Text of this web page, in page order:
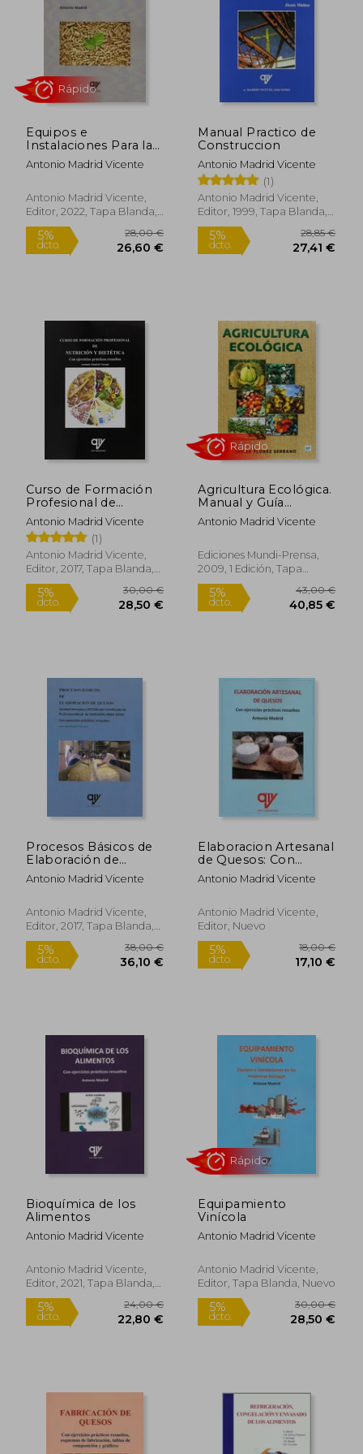
dcto. 28,50 €
5%
dcto.
Rápido
Equipos e
Instalaciones Para la
Biomasa: Con
Ejercicios Prácticos
Antonio Madrid Vicente
Antonio Madrid Vicente,
Editor, 2022, Tapa Blanda,
Nuevo
5%
dcto. 26,60 €
Rápido
Manual Practico de
Construccion
Antonio Madrid Vicente
(1)
Antonio Madrid Vicente,
Editor, 1999, Tapa Blanda,
Nuevo
5%
dcto.
Curso de Formación
Profesional de
Nutrición y Dietética
Antonio Madrid Vicente
(1)
Antonio Madrid Vicente,
Editor, 2017, Tapa Blanda,
Nuevo
Agricultura Ecológica.
Manual y Guía
Didáctica
Antonio Madrid Vicente
Ediciones Mundi-Prensa,
2009, 1 Edición, Tapa
Blanda, Nuevo
Rápido
Procesos Básicos de
Elaboración de
Quesos
Antonio Madrid Vicente
Antonio Madrid Vicente,
Editor, 2017, Tapa Blanda,
Nuevo
36,10 €
Elaboracion Artesanal
de Quesos: Con
Ejercicios Practicos
Resueltos
Antonio Madrid Vicente
Antonio Madrid Vicente,
Editor, Nuevo
Bioquímica de los
Alimentos
Antonio Madrid Vicente
Antonio Madrid Vicente,
Editor, 2021, Tapa Blanda,
Nuevo
Equipamiento
Vinícola
Antonio Madrid Vicente
Antonio Madrid Vicente,
Editor, Tapa Blanda, Nuevo